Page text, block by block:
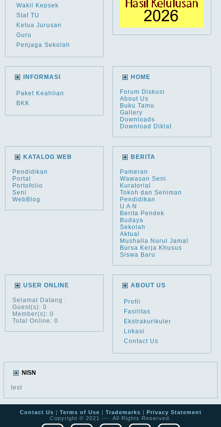
Wakil Kepsek
Staf TU
Ketua Jurusan
Guru
Penjaga Sekolah
INFORMASI
Paket Keahlian
BKK
HOME
Forum Diskusi
About Us
Buku Tamu
Gallery
Downloads
Download Diklat
KATALOG WEB
Pendidikan
Portal
Portofolio
Seni
WebBlog
BERITA
Pameran
Wawasan Seni
Kuratorial
Tokoh dan Seniman
Pendidikan
U A N
Berita Pendek
Budaya
Sekolah
Aktual
Mushalla Nurul Jamal
Bursa Kerja Khusus
Siswa Baru
USER ONLINE
Selamat Datang :
Guest(s): 0
Member(s): 0
Total Online: 0
ABOUT US
Profil
Fasilitas
Ekstrakurikuler
Lokasi
Contact Us
NISN
test
Contact Us | Terms of Use | Trademarks | Privacy Statement
Copyright © 2021 ---. All Rights Reserved.